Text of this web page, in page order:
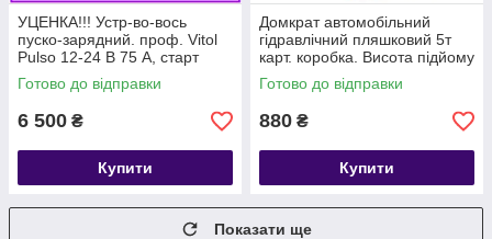
УЦЕНКА!!! Устр-во-вось
пуско-зарядний. проф. Vitol
Pulso 12-24 В 75 А, старт
320A, цифрова індик.
Готово до відправки
6 500 ₴
Купити
Домкрат автомобільний
гідравлічний пляшковий 5т
карт. коробка. Висота підйому
185-355 мм. Iron Hand
Готово до відправки
880 ₴
Купити
Показати ще